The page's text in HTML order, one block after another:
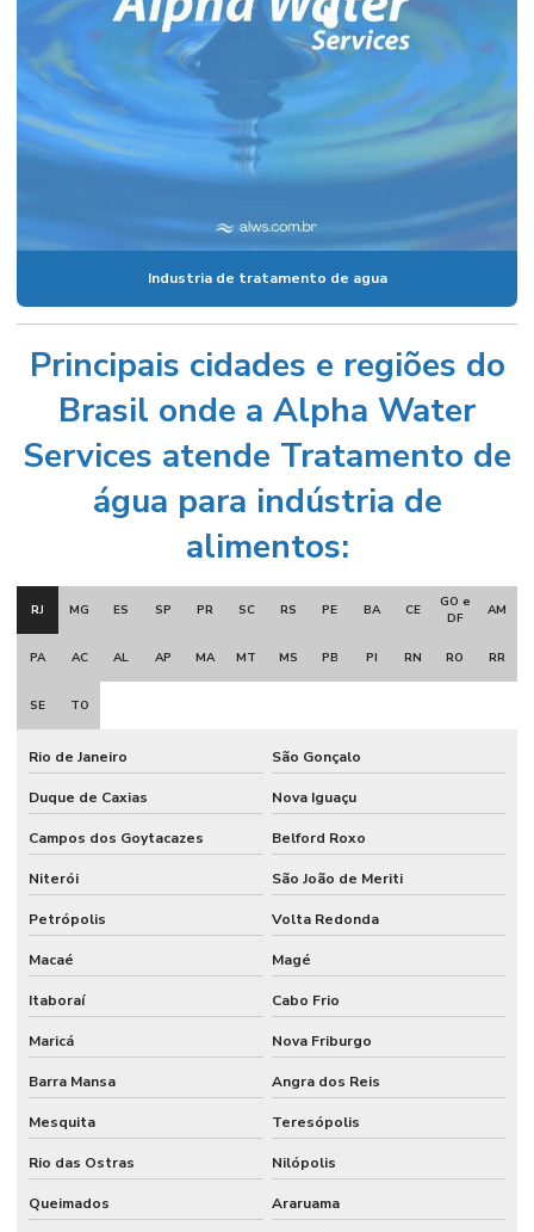
Industria de tratamento de agua
Principais cidades e regiões do
Brasil onde a Alpha Water
Services atende Tratamento de
água para indústria de
alimentos:
RJ MG ES SP PR SC RS PE BA CE
GO e
DF
AM
PA AC AL AP MA MT MS PB PI RN RO RR
SE TO
Rio de Janeiro São Gonçalo
Duque de Caxias Nova Iguaçu
Campos dos Goytacazes Belford Roxo
Niterói São João de Meriti
Petrópolis Volta Redonda
Macaé Magé
Itaboraí Cabo Frio
Maricá Nova Friburgo
Barra Mansa Angra dos Reis
Mesquita Teresópolis
Rio das Ostras Nilópolis
Queimados Araruama